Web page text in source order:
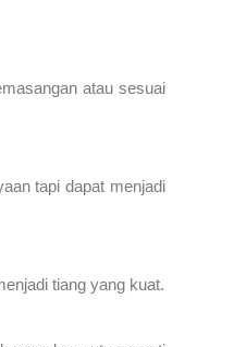
atau sesuai
tapi dapat menjadi
tiang yang kuat.